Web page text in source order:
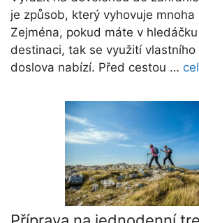
je způsob, který vyhovuje mnoha
Zejména, pokud máte v
destinaci, tak se využití
doslova nabízí. Před cestou …